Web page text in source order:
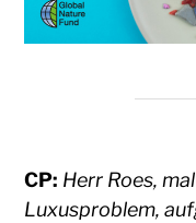
CP: Herr Roes,
Luxusproblem,